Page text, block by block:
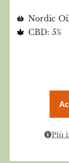
Nordic
CBD: 5%
Più